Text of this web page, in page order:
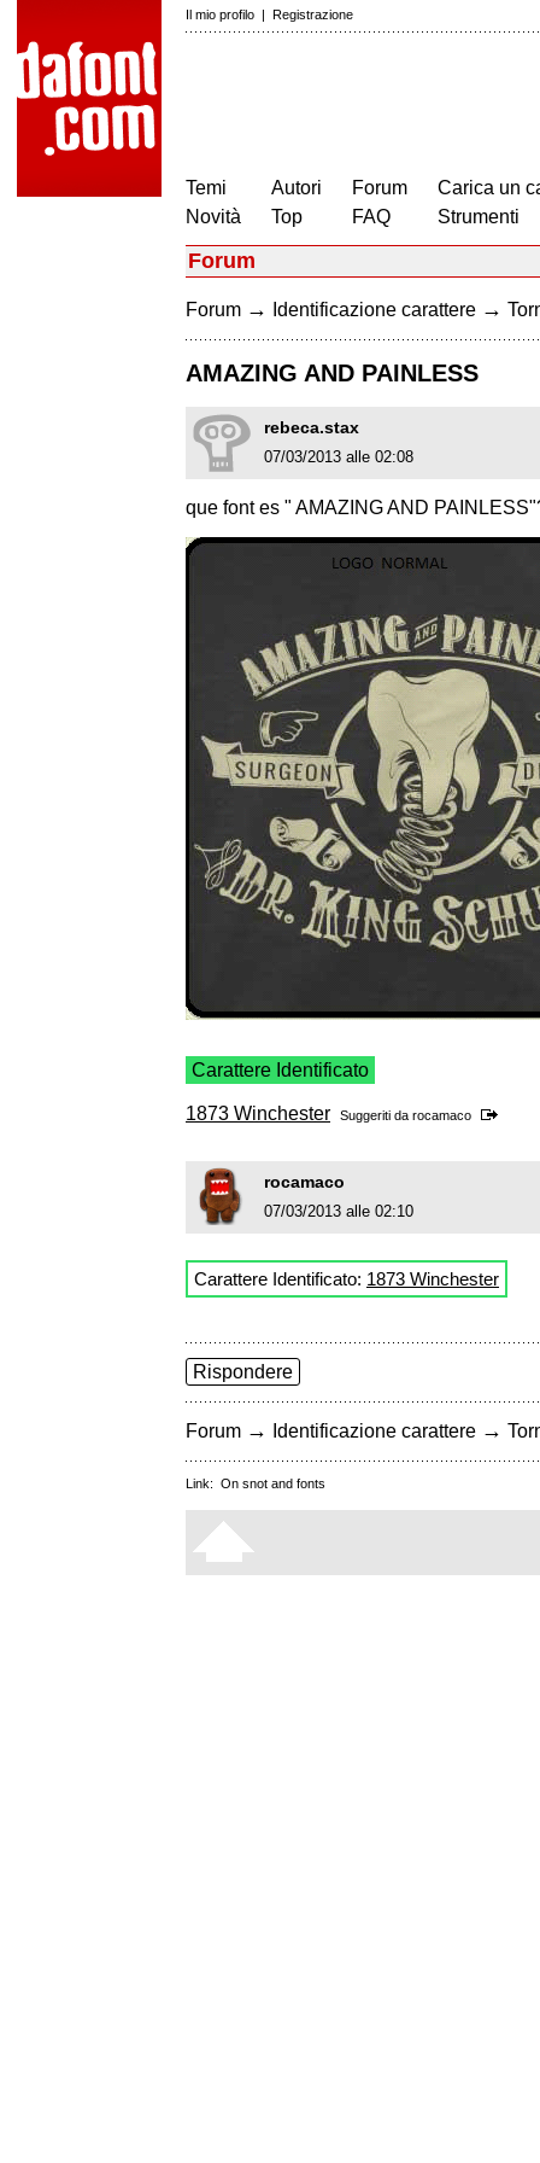
Il mio profilo | Registrazione
Temi
Novità
Autori
Top
Forum
FAQ
Carica un
Strumenti
Forum
Forum → Identificazione carattere →
AMAZING AND PAINLESS
rebeca.stax
07/03/2013 alle 02:08
que font es " AMAZING AND
Carattere Identificato
1873 Winchester Suggeriti da rocamaco
rocamaco
07/03/2013 alle 02:10
Carattere Identificato: 1873 Winchester
Rispondere
Forum → Identificazione carattere →
Link: On snot and fonts